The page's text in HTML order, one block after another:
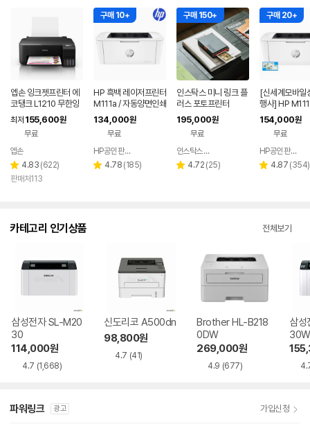
엡손 잉크젯프린터 에
코탱크 L1210 무한잉
크
최저 155,600원
무료
엡손
별
점
4.83 리
뷰
(622)
판매처113
구매 10+
HP 흑백 레이저프린터
M111a / 자동양면인쇄
기능 제품도 선택가능
134,000원
무료
페이
HP공인 판매점
별 4.78 리
(185)
구매 150+
인스탁스 미니 링크 플
러스 포토프린터
195,000원
무료
인스탁스 스토어
별 4.72 리
(25)
구매 20+
[신세계모바일
행사] HP
백 레이저프린
포함 WiFi무선
154,000원
무료
HP공인 판매점
별 4.87 리
(354)
카테고리 인기상품 전체보기
삼성전자 SL-M20
30
114,000원
4.7 (1,668)
신도리코 A500dn
98,800원
4.7 (41)
Brother HL-B218
0DW
269,000원
4.9 (677)
삼
30W
파워링크 광고 가입신청